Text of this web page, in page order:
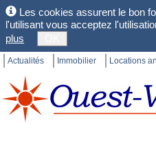
Les cookies assurent le bon
l'utilisant vous acceptez
plus
Actualités Immobilier Locations